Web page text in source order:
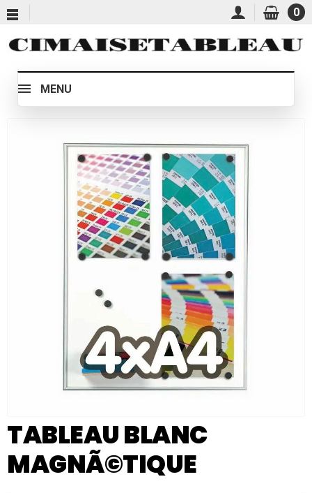
0
MENU
TABLEAU BLANC
MAGNÃ©TIQUE